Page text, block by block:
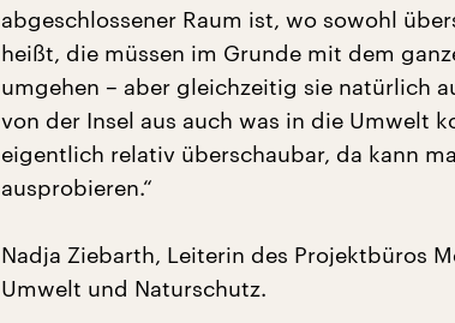
abgeschlossener Raum ist, wo sowohl
heißt, die müssen im Grunde mit dem
umgehen – aber gleichzeitig sie natürlich
von der Insel aus auch was in die Umwelt
eigentlich relativ überschaubar, da kann
ausprobieren.“
Nadja Ziebarth, Leiterin des Projektbüros
Umwelt und Naturschutz.